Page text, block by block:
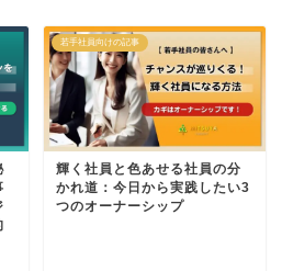
若手社員向けの記事
輝く社員と色あせる社員の分
かれ道：今日から実践したい3
つのオーナーシップ